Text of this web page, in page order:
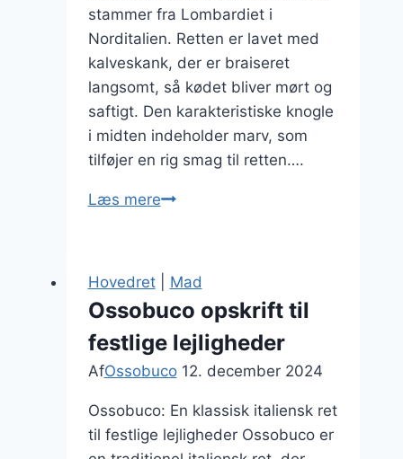
stammer fra Lombardiet i
Norditalien. Retten er lavet med
kalveskank, der er braiseret
langsomt, så kødet bliver mørt og
saftigt. Den karakteristiske knogle
i midten indeholder marv, som
tilføjer en rig smag til retten….
Læs mereOssobuco
gremolata
Hovedret| Mad
Ossobuco opskrift til
festlige lejligheder
AfOssobuco 12. december 2024
Ossobuco: En klassisk italiensk ret
til festlige lejligheder Ossobuco er